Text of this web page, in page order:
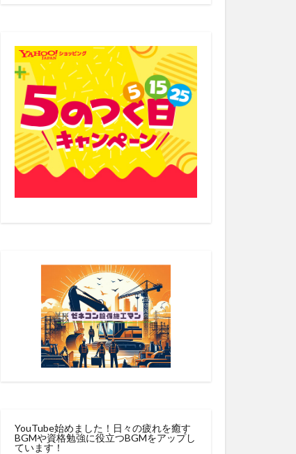
YouTube始めました！日々の疲れを癒す
BGMや資格勉強に役立つBGMをアップし
ています！